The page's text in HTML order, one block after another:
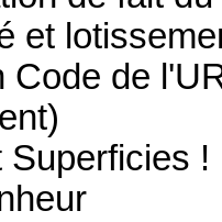
et
Code de
Superficies !